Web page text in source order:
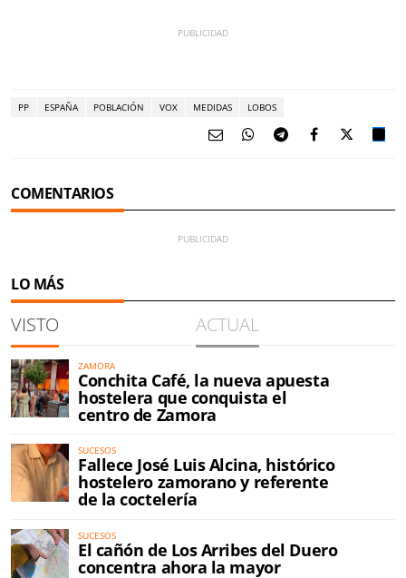
PP ESPAÑA POBLACIÓN VOX MEDIDAS LOBOS
COMENTARIOS
LO MÁS
VISTO ACTUAL
ZAMORA
Conchita Café, la nueva apuesta
hostelera que conquista el
centro de Zamora
SUCESOS
Fallece José Luis Alcina, histórico
hostelero zamorano y referente
de la coctelería
SUCESOS
El cañón de Los Arribes del Duero
concentra ahora la mayor